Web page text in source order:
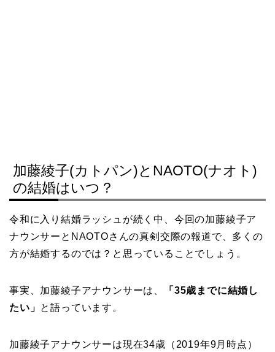
加藤綾子(カトパン)とNAOTO(ナオト)
の結婚はいつ？
令和に入り結婚ラッシュが続く中、今回の加藤綾子ア
ナウンサーとNAOTOさんの真剣交際の報道で、多くの
方が結婚するのでは？と思っていることでしょう。
事実、加藤綾子アナウンサーは、
「35歳までに結婚し
たい」 と語っています。
加藤綾子アナウンサーは現在34歳（2019年9月時点）